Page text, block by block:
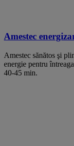
Amestec
Amestec sănătos şi
energie pentru
40-45 min.